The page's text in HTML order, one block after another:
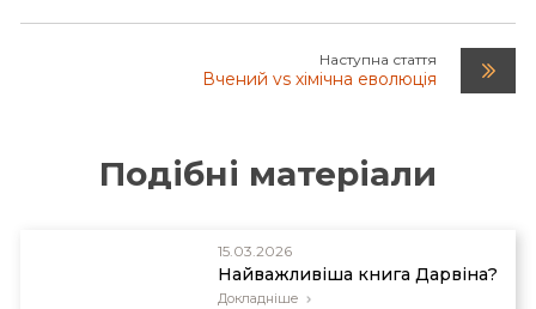
Наступна стаття
Вчений vs хімічна еволюція
Подібні матеріали
15.03.2026
Найважливіша книга Дарвіна?
Докладніше